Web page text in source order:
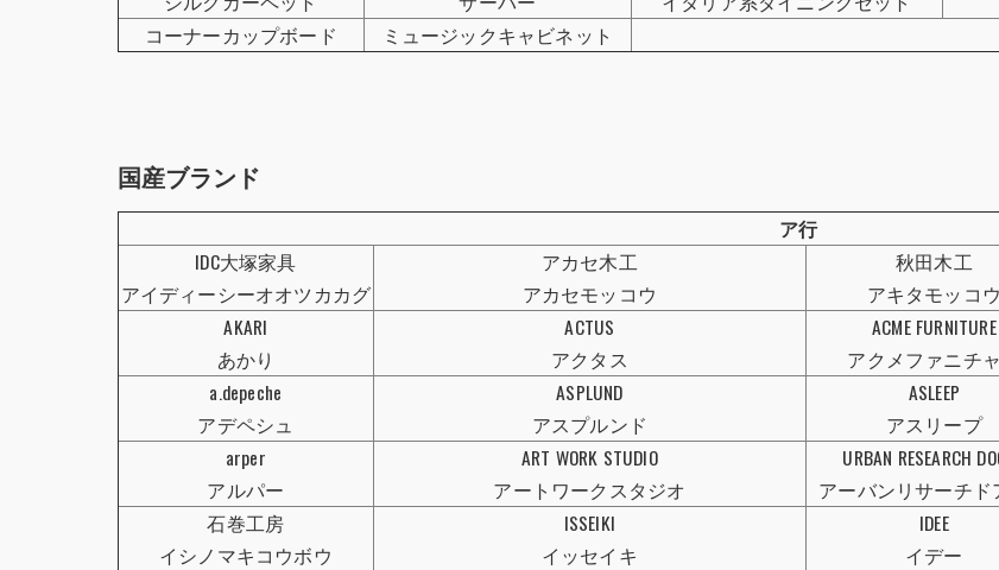
コーナーカップボード
ミュージックキャビネット
国産ブランド
ア行
IDC大塚家具
アイディーシーオオツカカグ
アカセ木工
アカセモッコウ
秋田木工
アキタモッコウ
AKARI
あかり
ACTUS
アクタス
ACME FURNITURE
アクメファニチ
a.depeche
アデペシュ
ASPLUND
アスプルンド
ASLEEP
アスリープ
arper
アルパー
ART WORK STUDIO
アートワークスタジオ
URBAN RESEARCH
アーバンリサーチド
石巻工房
イシノマキコウボウ
ISSEIKI
イッセイキ
IDEE
イデー